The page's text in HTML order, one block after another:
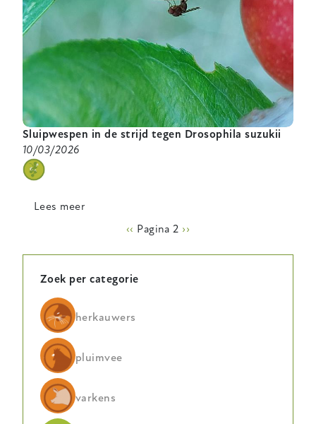
Sluipwespen in de strijd tegen Drosophila suzukii
10/03/2026
categorie
Lees meer
Sluipwespen
de
strijd
suzukii
Vorige
‹‹ Pagina 2 Volgende
››
Zoek per categorie
herkauwers
pluimvee
varkens